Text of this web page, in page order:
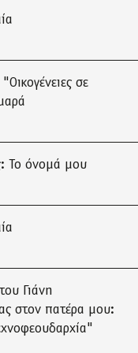
σε
Το όνομά μου
Γιάνη
στον πατέρα μου: